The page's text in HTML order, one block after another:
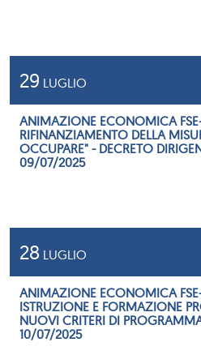
29 LUGLIO
ANIMAZIONE ECONOMICA
RIFINANZIAMENTO DELLA
OCCUPARE" - DECRETO
09/07/2025
28 LUGLIO
ANIMAZIONE ECONOMICA
ISTRUZIONE E FORMAZIONE
NUOVI CRITERI DI
10/07/2025